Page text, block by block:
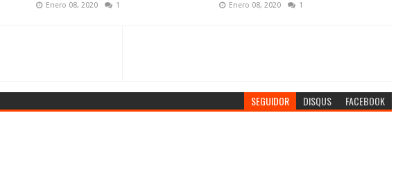
Enero 08, 2020 1 Enero 08, 2020 1
SEGUIDOR DISQUS FACEBOOK